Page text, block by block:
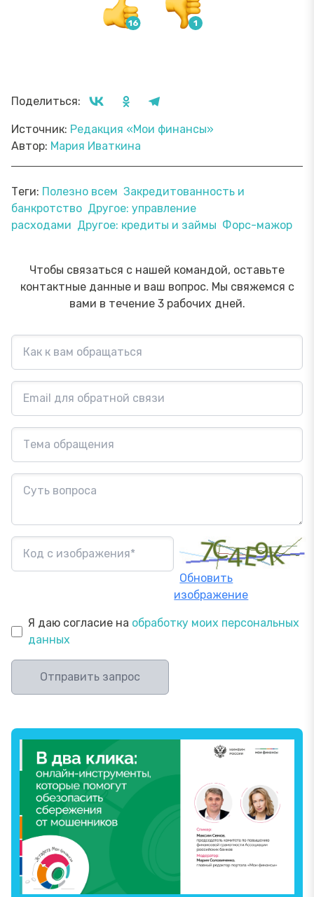
Поделиться:
Источник: Редакция «Мои финансы»
Автор: Мария Иваткина
Теги: Полезно всем Закредитованность и
банкротство Другое: управление
расходами Другое: кредиты и займы Форс-мажор
Чтобы связаться с нашей командой, оставьте
контактные данные и ваш вопрос. Мы свяжемся с
вами в течение 3 рабочих дней.
Обновить
изображение
Я даю согласие на обработку моих персональных
данных
Отправить запрос